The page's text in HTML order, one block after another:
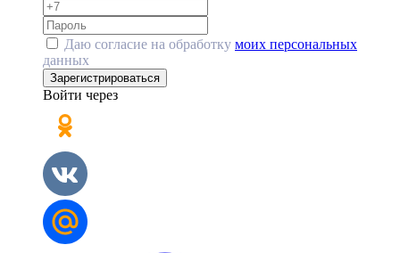
Даю согласие на обработку моих персональных
данных
Зарегистрироваться
Войти через